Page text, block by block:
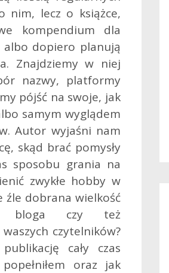
nim, lecz o książce,
kompendium dla
dopiero planują
Znajdziemy w niej
nazwy, platformy
pójść na swoje, jak
samym wyglądem
Autor wyjaśni nam
skąd brać pomysły
sposobu grania na
zwykłe hobby w
źle dobrana wielkość
bloga czy też
czytelników?
cały czas
oraz jak